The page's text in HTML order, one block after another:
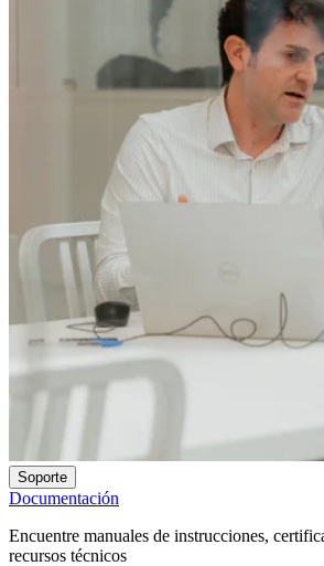
Soporte
Documentación
Encuentre manuales de instrucciones,
recursos técnicos